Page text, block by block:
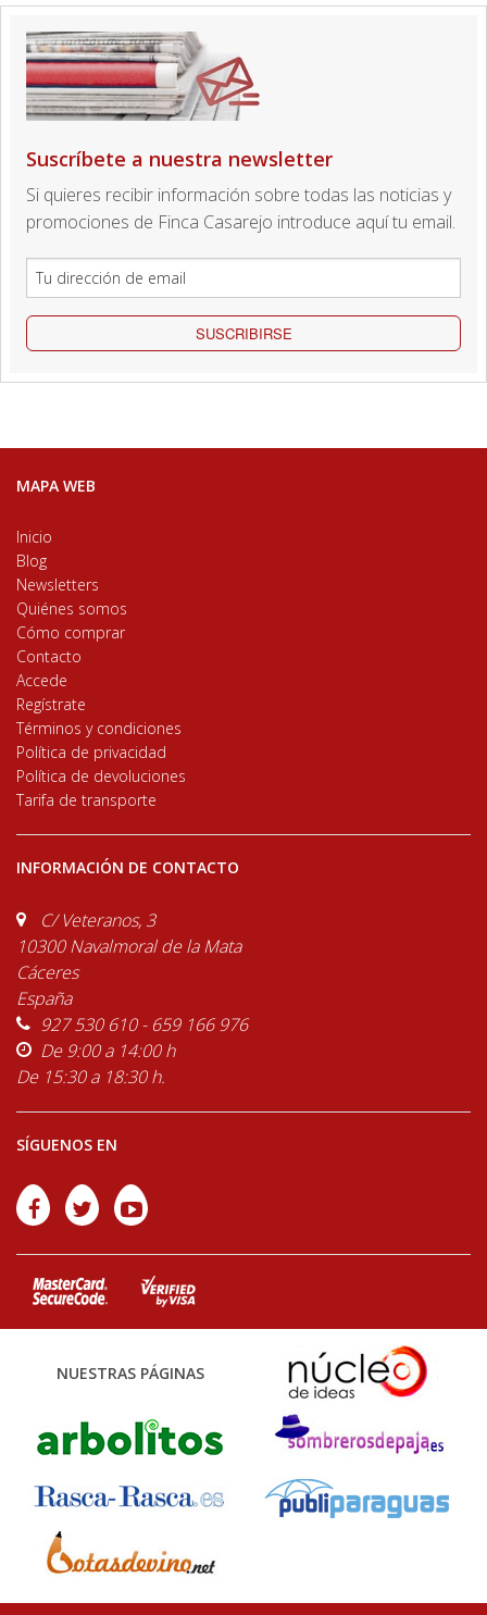
Suscríbete a nuestra newsletter
Si quieres recibir información sobre todas las noticias y
promociones de Finca Casarejo introduce aquí tu email.
SUSCRIBIRSE
MAPA WEB
Inicio
Blog
Newsletters
Quiénes somos
Cómo comprar
Contacto
Accede
Regístrate
Términos y condiciones
Política de privacidad
Política de devoluciones
Tarifa de transporte
INFORMACIÓN DE CONTACTO
C/ Veteranos, 3
10300 Navalmoral de la Mata
Cáceres
España
927 530 610 - 659 166 976
De 9:00 a 14:00 h
De 15:30 a 18:30 h.
SÍGUENOS EN
NUESTRAS PÁGINAS